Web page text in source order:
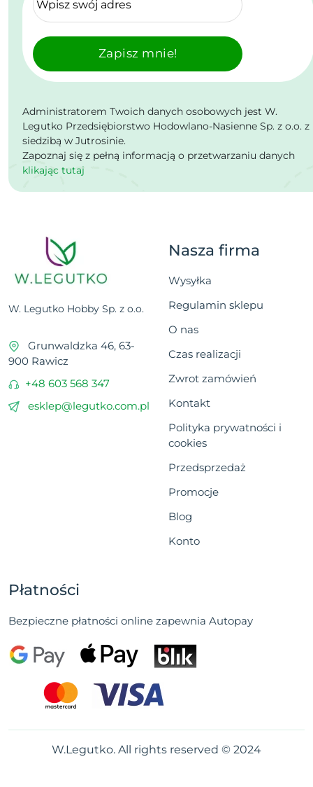
Zapisz mnie!
Administratorem Twoich danych osobowych jest W.
Legutko Przedsiębiorstwo Hodowlano-Nasienne Sp. z o.o. z
siedzibą w Jutrosinie.
Zapoznaj się z pełną informacją o przetwarzaniu danych
klikając tutaj
W. Legutko Hobby Sp. z o.o.
Grunwaldzka 46, 63-
900 Rawicz
+48 603 568 347
esklep@legutko.com.pl
Nasza firma
Wysyłka
Regulamin sklepu
O nas
Czas realizacji
Zwrot zamówień
Kontakt
Polityka prywatności i
cookies
Przedsprzedaż
Promocje
Blog
Konto
Płatności
Bezpieczne płatności online zapewnia Autopay
W.Legutko. All rights reserved © 2024